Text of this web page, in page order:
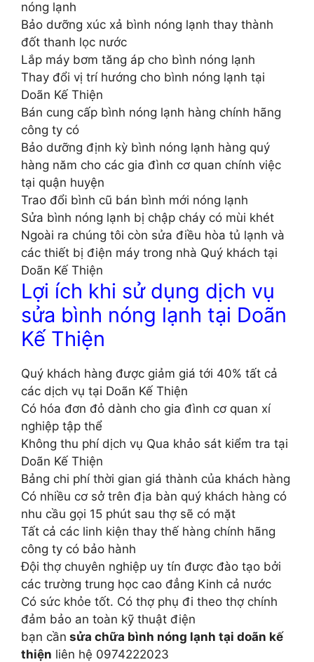
nóng lạnh
Bảo dưỡng xúc xả bình nóng lạnh thay thành
đốt thanh lọc nước
Lắp máy bơm tăng áp cho bình nóng lạnh
Thay đổi vị trí hướng cho bình nóng lạnh tại
Doãn Kế Thiện
Bán cung cấp bình nóng lạnh hàng chính hãng
công ty có
Bảo dưỡng định kỳ bình nóng lạnh hàng quý
hàng năm cho các gia đình cơ quan chính việc
tại quận huyện
Trao đổi bình cũ bán bình mới nóng lạnh
Sửa bình nóng lạnh bị chập cháy có mùi khét
Ngoài ra chúng tôi còn sửa điều hòa tủ lạnh và
các thiết bị điện máy trong nhà Quý khách tại
Doãn Kế Thiện
Lợi ích khi sử dụng dịch vụ
sửa bình nóng lạnh tại Doãn
Kế Thiện
Quý khách hàng được giảm giá tới 40% tất cả
các dịch vụ tại Doãn Kế Thiện
Có hóa đơn đỏ dành cho gia đình cơ quan xí
nghiệp tập thể
Không thu phí dịch vụ Qua khảo sát kiểm tra tại
Doãn Kế Thiện
Bảng chi phí thời gian giá thành của khách hàng
Có nhiều cơ sở trên địa bàn quý khách hàng có
nhu cầu gọi 15 phút sau thợ sẽ có mặt
Tất cả các linh kiện thay thế hàng chính hãng
công ty có bảo hành
Đội thợ chuyên nghiệp uy tín được đào tạo bởi
các trường trung học cao đẳng Kinh cả nước
Có sức khỏe tốt. Có thợ phụ đi theo thợ chính
đảm bảo an toàn kỹ thuật điện
bạn cần sửa chữa bình nóng lạnh tại doãn kế
thiện liên hệ 0974222023